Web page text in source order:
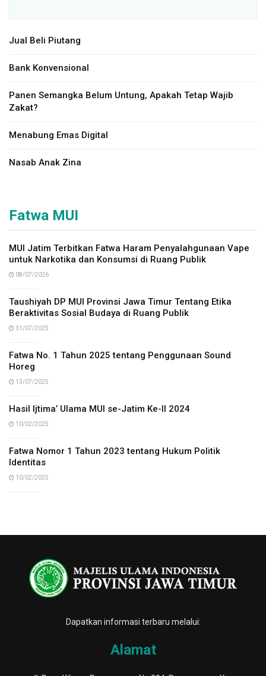
Jual Beli Piutang
Bank Konvensional
Panen Semangka Belum Untung, Apakah Tetap Wajib
Zakat?
Menabung Emas Digital
Nasab Anak Zina
Fatwa MUI
MUI Jatim Terbitkan Fatwa Haram Penyalahgunaan Vape
untuk Narkotika dan Konsumsi di Ruang Publik
08/07/2026
Taushiyah DP MUI Provinsi Jawa Timur Tentang Etika
Beraktivitas Sosial Budaya di Ruang Publik
31/07/2025
Fatwa No. 1 Tahun 2025 tentang Penggunaan Sound
Horeg
13/07/2025
Hasil Ijtima’ Ulama MUI se-Jatim Ke-II 2024
10/02/2025
Fatwa Nomor 1 Tahun 2023 tentang Hukum Politik
Identitas
10/02/2025
Dapatkan informasi terbaru melalui:
Alamat